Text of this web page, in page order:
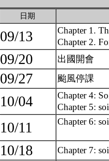
日期
09/13
Chapter 1.
Chapter 2.
09/20 出國開會
09/27 颱風停課
10/04
Chapter 4:
Chapter 5:
10/11 Chapter 6:
10/18 Chapter 7: